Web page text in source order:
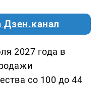
Дзен.канал
2027 года в
со 100 до 44